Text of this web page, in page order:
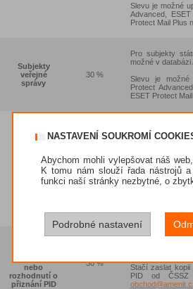
Slevu je možné
Advanced,
Protect Mail Plus
Subjekty
veřejné
správy
30 %
Pro subjekty
možné v databázi
Slevu je
Protect
ESET Protect
Nestátní
neziskové
organizace
30 %
Pro nestátní a
přiřazena
Nadační fondy
(161), Družstva
(721) a
subjektůČSÚ(po
Slevu je
ESET
Complete,
Cloud Office
nebo
rozhodnutí o
přiznání PID
30 %
ESET nabízí
(plný invalidní
produkty ESET
Stačí zaslat kopii
PID od ČSSZ
NASTAVENÍ SOUKROMÍ
Abychom mohli vylepšovat náš
K tomu nám slouží řada nástrojů
funkci naší stránky nezbytné, o
Podrobné nastavení